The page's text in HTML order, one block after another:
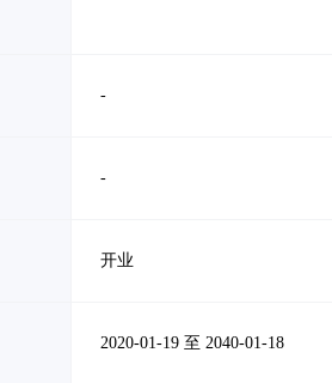
-
-
开业
2020-01-19 至 2040-01-18